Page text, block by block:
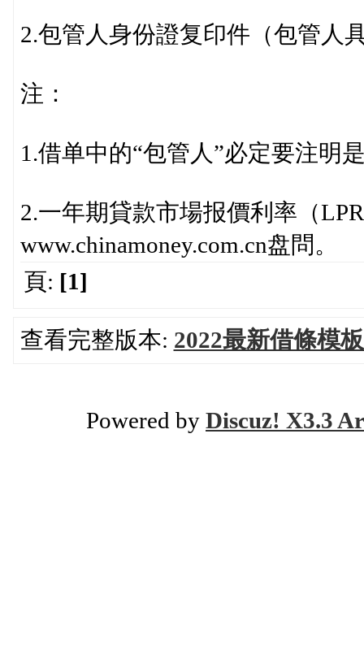
2.包管人身份證复印件（包管人
注：
1.借单中的“包管人”必定要注明
2.一年期貸款市場报價利率（
www.chinamoney.com.cn盘問。
頁: [1]
查看完整版本: 2022最新借條模
Powered by Discuz! X3.3